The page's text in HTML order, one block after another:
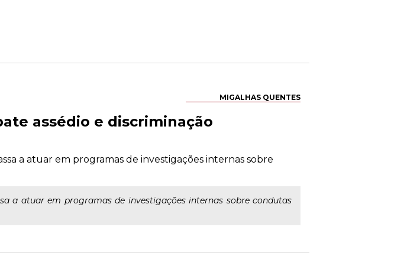
MIGALHAS QUENTES
assédio e discriminação
a atuar em programas de investigações internas sobre
a atuar em programas de investigações internas sobre condutas